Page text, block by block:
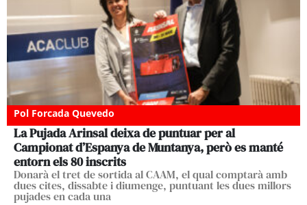
Pol Forcada Quevedo
La Pujada Arinsal deixa de puntuar per al
Campionat d’Espanya de Muntanya, però es manté
entorn els 80 inscrits
Donarà el tret de sortida al CAAM, el qual comptarà amb
dues cites, dissabte i diumenge, puntuant les dues millors
pujades en cada una